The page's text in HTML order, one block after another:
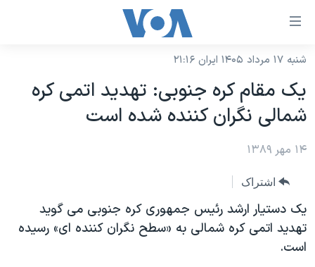
لینکهای
دسترسی
جهش
محتوای
اصلی
جهش
صفحه
اصلی
جهش
به
نسخه سبک وب‌سایت
موضوع ها
ایران
آمریکا
ورزشی
گزیده‌ها
برنامه های تلویزیونی
جدول برنامه ها
صفحه‌های ویژه
جام جهانی ۲۰۲۶
عملیات خشم حماسی
فرکانس‌های صدای آمریکا
پخش رادیویی
شنبه ۱۷ مرداد ۱۴۰۵ ایران ۲۱:۱۶
یک مقام کره جنوبی: تهدید اتمی کره
شمالی نگران کننده شده است
۱۴ مهر ۱۳۸۹
اشتراک
یک دستیار ارشد رئیس جمهوری کره جنوبی می گوید
تهدید اتمی کره شمالی به «سطح نگران کننده ای» رسیده
است.